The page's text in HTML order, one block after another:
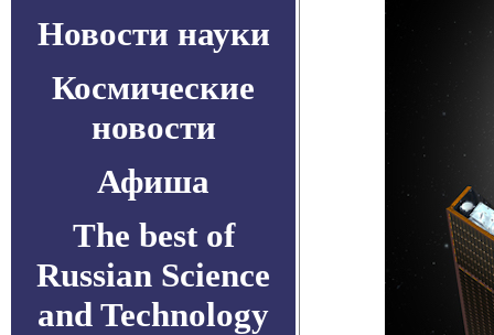
Новости науки
Космические
новости
Афиша
The best of
Russian Science
and Technology